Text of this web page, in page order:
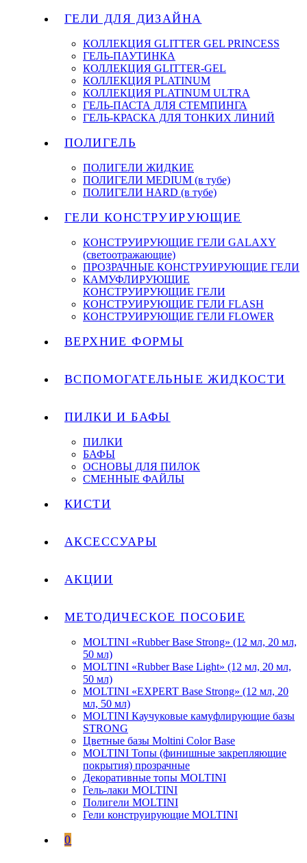
ГЕЛИ ДЛЯ ДИЗАЙНА
КОЛЛЕКЦИЯ GLITTER GEL PRINCESS
ГЕЛЬ-ПАУТИНКА
КОЛЛЕКЦИЯ GLITTER-GEL
КОЛЛЕКЦИЯ PLATINUM
КОЛЛЕКЦИЯ PLATINUM ULTRA
ГЕЛЬ-ПАСТА ДЛЯ СТЕМПИНГА
ГЕЛЬ-КРАСКА ДЛЯ ТОНКИХ ЛИНИЙ
ПОЛИГЕЛЬ
ПОЛИГЕЛИ ЖИДКИЕ
ПОЛИГЕЛИ MEDIUM (в тубе)
ПОЛИГЕЛИ HARD (в тубе)
ГЕЛИ КОНСТРУИРУЮЩИЕ
КОНСТРУИРУЮЩИЕ ГЕЛИ GALAXY
(светоотражающие)
ПРОЗРАЧНЫЕ КОНСТРУИРУЮЩИЕ ГЕЛИ
КАМУФЛИРУЮЩИЕ
КОНСТРУИРУЮЩИЕ ГЕЛИ
КОНСТРУИРУЮЩИЕ ГЕЛИ FLASH
КОНСТРУИРУЮЩИЕ ГЕЛИ FLOWER
ВЕРХНИЕ ФОРМЫ
ВСПОМОГАТЕЛЬНЫЕ ЖИДКОСТИ
ПИЛКИ И БАФЫ
ПИЛКИ
БАФЫ
ОСНОВЫ ДЛЯ ПИЛОК
СМЕННЫЕ ФАЙЛЫ
КИСТИ
АКСЕССУАРЫ
АКЦИИ
МЕТОДИЧЕСКОЕ ПОСОБИЕ
MOLTINI «Rubber Base Strong» (12 мл, 20 мл,
50 мл)
MOLTINI «Rubber Base Light» (12 мл, 20 мл,
50 мл)
MOLTINI «EXPERT Base Strong» (12 мл, 20
мл, 50 мл)
MOLTINI Каучуковые камуфлирующие базы
STRONG
Цветные базы Moltini Color Base
MOLTINI Топы (финишные закрепляющие
покрытия) прозрачные
Декоративные топы MOLTINI
Гель-лаки MOLTINI
Полигели MOLTINI
Гели конструирующие MOLTINI
0